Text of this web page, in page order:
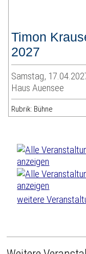
Timon
2027
Samstag,
Haus Auensee
Rubrik: Bühne
weitere